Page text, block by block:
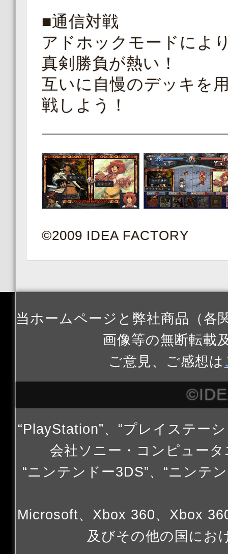
■通信対戦
アドホックモードによ
真剣勝負が熱い！
互いに自慢のデッキを
戦しよう！
©2009 IDEA FACTORY
当ホームページと弊社商品（各
画像等の無断転載
ご意見、ご感想は
“PlayStation”、“プレイステー
会社ソニー・コンピュー
“ニンテンドー3DS”、“ニンテ
Microsoft、Xbox 360、Xbox
及びその他の国にお